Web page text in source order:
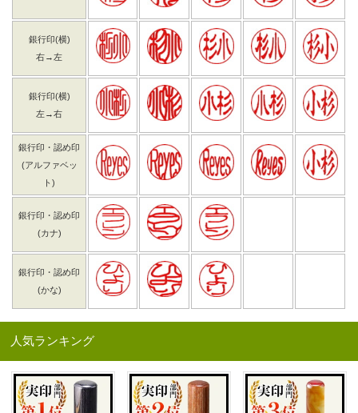
銀行印(横)
右→左
銀行印(横)
左→右
銀行印・認め印
(アルファベッ
ト)
銀行印・認め印
(カナ)
銀行印・認め印
(かな)
人気ランキング